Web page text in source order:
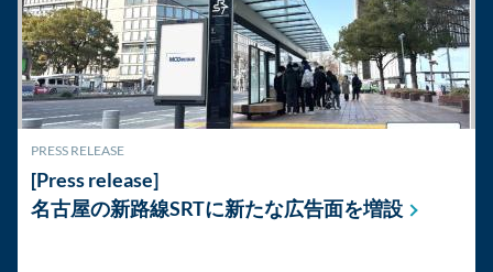
PRESS RELEASE
[Press release]
名古屋の新路線SRTに新たな広告面を増設